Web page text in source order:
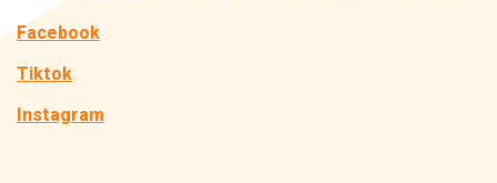
Facebook
Tiktok
Instagram